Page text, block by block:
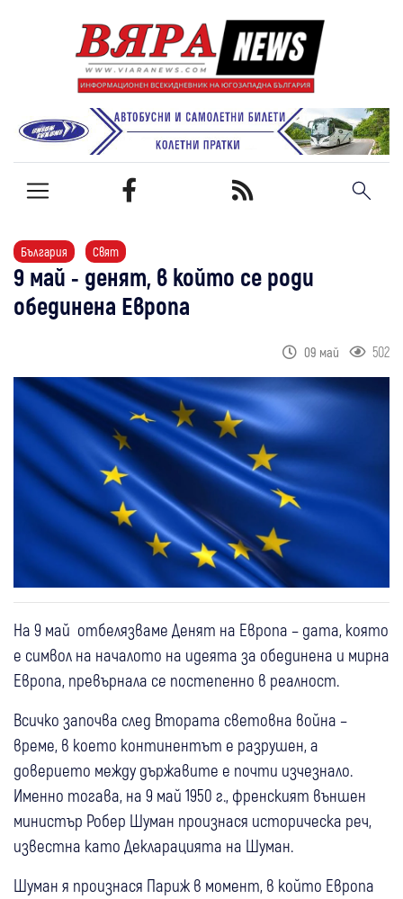
България Свят
9 май - денят, в който се роди
обединена Европа
09 май 502
На 9 май отбелязваме Денят на Европа – дата, която
е символ на началото на идеята за обединена и мирна
Европа, превърнала се постепенно в реалност.
Всичко започва след Втората световна война –
време, в което континентът е разрушен, а
доверието между държавите е почти изчезнало.
Именно тогава, на 9 май 1950 г., френският външен
министър Робер Шуман произнася историческа реч,
известна като Декларацията на Шуман.
Шуман я произнася Париж в момент, в който Европа